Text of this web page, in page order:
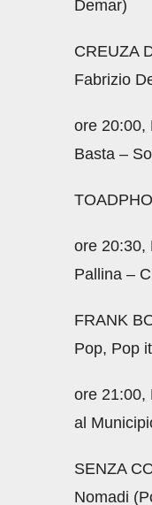
Demar)
CREUZA
Fabrizio
ore 20:00,
Basta –
ore 20:30,
Pallina –
FRANK
Pop, Pop
ore 21:00,
al
SENZA
Nomadi